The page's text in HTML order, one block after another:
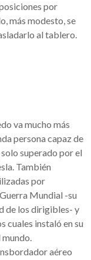
por
más modesto, se
al tablero.
va mucho más
persona capaz de
superado por el
También
por
Mundial -su
de los dirigibles- y
cuales instaló en su
aéreo